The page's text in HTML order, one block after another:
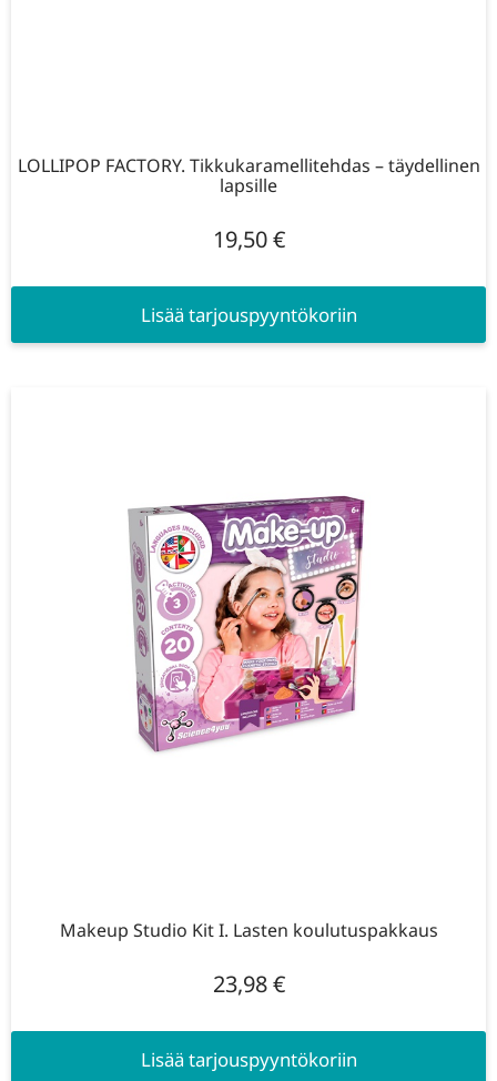
LOLLIPOP FACTORY. Tikkukaramellitehdas – täydellinen
lapsille
19,50€
Lisää tarjouspyyntökoriin
Makeup Studio Kit I. Lasten koulutuspakkaus
23,98€
Lisää tarjouspyyntökoriin